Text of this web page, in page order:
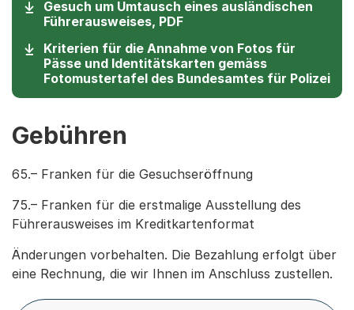
Gesuch um Umtausch eines ausländischen
Führerausweises, PDF(Startet einen Download)
Kriterien für die Annahme von Fotos für
Pässe und Identitätskarten gemäss
Fotomustertafel des Bundesamtes für Polizei
Gebühren
65.– Franken für die Gesuchseröffnung
75.– Franken für die erstmalige Ausstellung des
Führerausweises im Kreditkartenformat
Änderungen vorbehalten. Die Bezahlung erfolgt über
eine Rechnung, die wir Ihnen im Anschluss zustellen.